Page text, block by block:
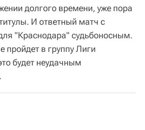
долгого времени, уже пора
И ответный матч с
"Краснодара" судьбоносным.
пройдет в группу Лиги
будет неудачным